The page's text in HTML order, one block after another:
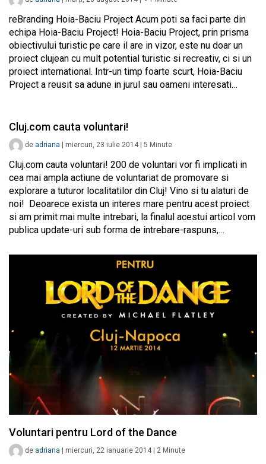
reBranding Hoia-Baciu Project Acum poti sa faci parte din
echipa Hoia-Baciu Project! Hoia-Baciu Project, prin prisma
obiectivului turistic pe care il are in vizor, este nu doar un
proiect clujean cu mult potential turistic si recreativ, ci si un
proiect international. Intr-un timp foarte scurt, Hoia-Baciu
Project a reusit sa adune in jurul sau oameni interesati…
Cluj.com cauta voluntari!
de adriana miercuri, 23 iulie 2014 5 Minute
Cluj.com cauta voluntari! 200 de voluntari vor fi implicati in
cea mai ampla actiune de voluntariat de promovare si
explorare a tuturor localitatilor din Cluj! Vino si tu alaturi de
noi! Deoarece exista un interes mare pentru acest proiect
si am primit mai multe intrebari, la finalul acestui articol vom
publica update-uri sub forma de intrebare-raspuns,…
Voluntari pentru Lord of the Dance
de adriana miercuri, 22 ianuarie 2014 2 Minute